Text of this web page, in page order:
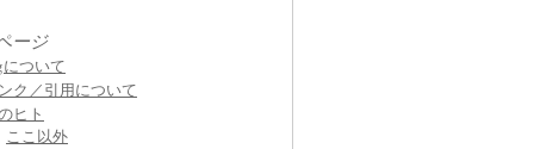
ージ
ついて
ク／引用について
ヒト
ここ以外